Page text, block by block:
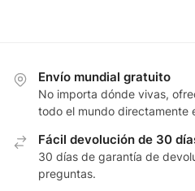
Envío mundial gratuito
No importa dónde vivas,
todo el mundo directamente
Fácil devolución de 30
30 días de garantía de
preguntas.